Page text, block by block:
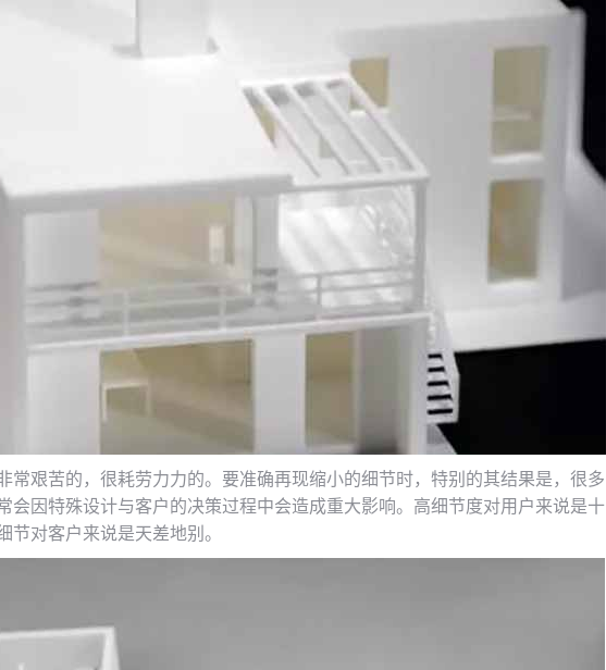
常艰苦的，很耗劳力力的。要准确再现缩小的细节时，特别的其结果是，很多
会因特殊设计与客户的决策过程中会造成重大影响。高细节度对用户来说是十
对客户来说是天差地别。